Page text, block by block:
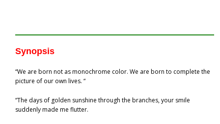
Synopsis
“We are born not as monochrome color. We are born to complete the
picture of our own lives. “
“The days of golden sunshine through the branches, your smile
suddenly made me flutter.